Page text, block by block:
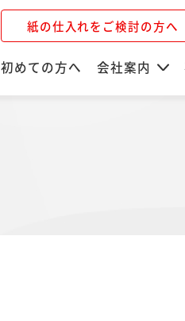
紙の仕入れをご検討の方へ
初めての方へ 会社案内